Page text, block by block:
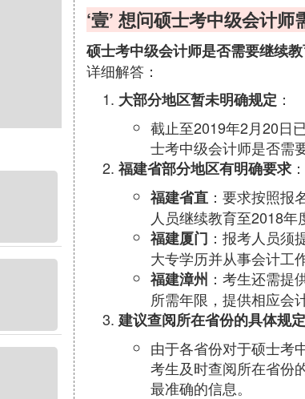
‘壹’ 想问硕士考中级会计
硕士考中级会计师是否需要继续
详细解答：
大部分地区暂未明确规定 ：
截止至2019年2月20日
士考中级会计师是否需
福建省部分地区有明确要求 ：
福建省直 ：要求按照
人员继续教育至2018年
福建厦门 ：报考人员
大专学历并从事会计工
福建漳州 ：考生还需
所需年限，提供相应会
建议查阅所在省份的具体规定
由于各省份对于硕士考
考生及时查阅所在省份
最准确的信息。